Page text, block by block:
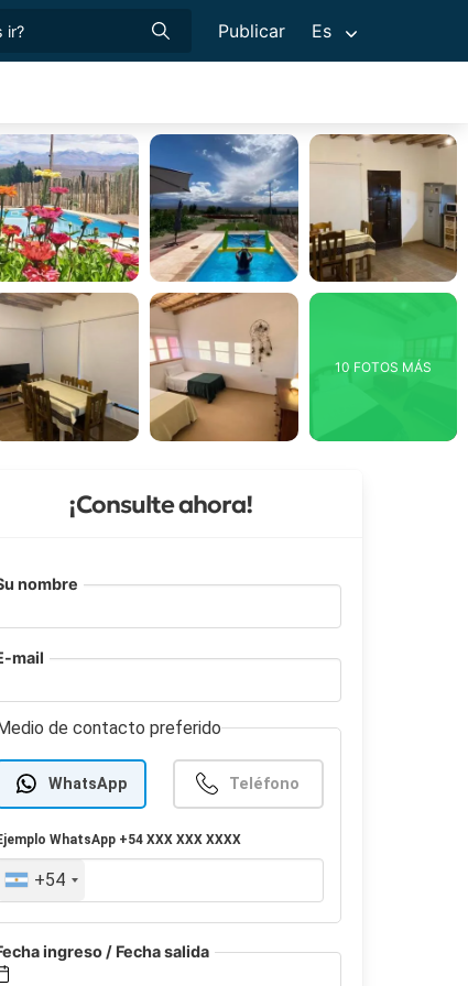
Publicar Es
10 FOTOS MÁS
¡Consulte ahora!
nombre
mail
de contacto preferido
WhatsApp Teléfono
WhatsApp +54 XXX XXX XXXX
+54
ingreso / Fecha salida